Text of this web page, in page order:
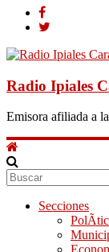
Radio Ipiales
Emisora afiliada a
Secciones